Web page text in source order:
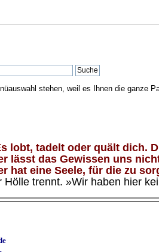
stehen, weil es Ihnen die ganze
lobt, tadelt oder quält dich.
lässt das Gewissen uns
hat eine Seele, für die zu
trennt. »Wir haben hier